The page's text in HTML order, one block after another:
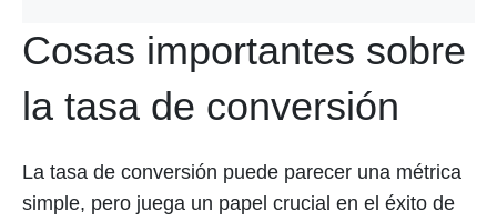
Cosas importantes sobre
la tasa de conversión
La tasa de conversión puede parecer una métrica
simple, pero juega un papel crucial en el éxito de